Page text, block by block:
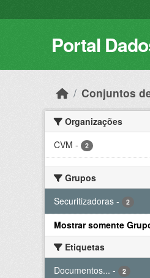
Portal
Conjuntos
Organizações
CVM - 2
Grupos
Securitizadoras - 2
Mostrar somente
Etiquetas
Documentos... - 2